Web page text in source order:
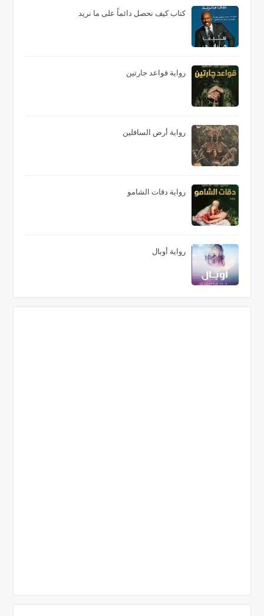
كتاب كيف نحصل دائماً على ما نريد
رواية قواعد جارتين
رواية أرض السافلين
رواية دقات الشامو
رواية أوبال